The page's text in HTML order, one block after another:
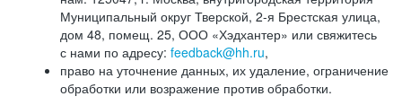
Муниципальный округ Тверской, 2-я Брестская улица,
дом 48, помещ. 25, ООО «Хэдхантер» или свяжитесь
с нами по адресу: feedback@hh.ru,
право на уточнение данных, их удаление, ограничение
обработки или возражение против обработки.